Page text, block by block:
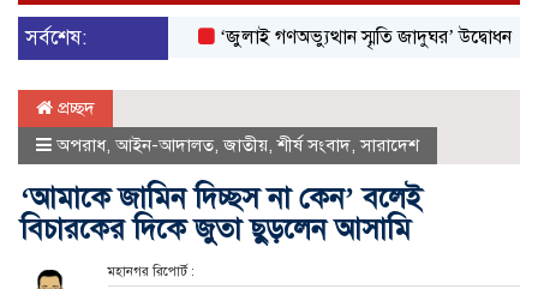
সর্বশেষ:
‘জুলাই গণঅভ্যুত্থান স্মৃতি জাদুঘর’ উদ্বোধন করলেন
প্রচ্ছদ
অপরাধ, আইন-আদালত,জাতীয়,শীর্ষ সংবাদ,সারাদেশ
‘আমাকে জামিন দিচ্ছস না কেন’ বলেই
বিচারকের দিকে জুতা ছুড়লেন আসামি
মহানগর রিপোর্ট :